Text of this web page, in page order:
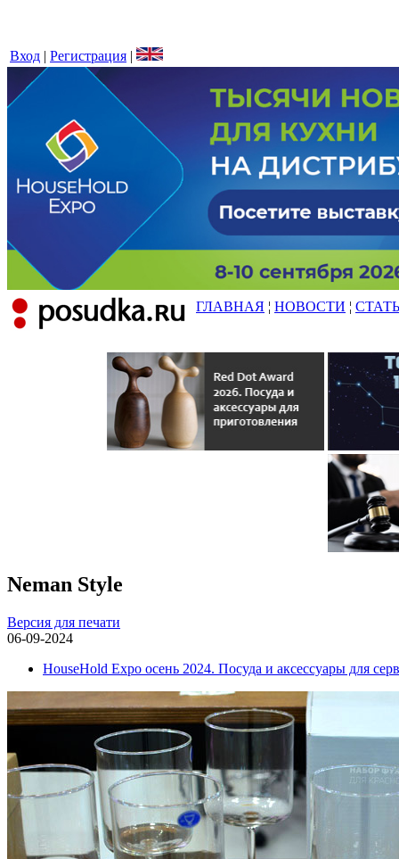
Вход | Регистрация |
ГЛАВНАЯ ¦ НОВОСТИ ¦
Neman Style
Версия для печати
06-09-2024
HouseHold Expo осень 2024. Посуда и аксессуары для